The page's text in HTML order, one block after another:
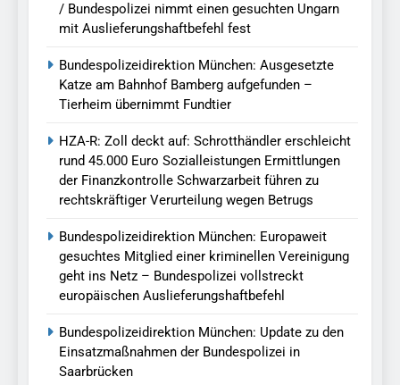
/ Bundespolizei nimmt einen gesuchten Ungarn
mit Auslieferungshaftbefehl fest
Bundespolizeidirektion München: Ausgesetzte
Katze am Bahnhof Bamberg aufgefunden –
Tierheim übernimmt Fundtier
HZA-R: Zoll deckt auf: Schrotthändler erschleicht
rund 45.000 Euro Sozialleistungen Ermittlungen
der Finanzkontrolle Schwarzarbeit führen zu
rechtskräftiger Verurteilung wegen Betrugs
Bundespolizeidirektion München: Europaweit
gesuchtes Mitglied einer kriminellen Vereinigung
geht ins Netz – Bundespolizei vollstreckt
europäischen Auslieferungshaftbefehl
Bundespolizeidirektion München: Update zu den
Einsatzmaßnahmen der Bundespolizei in
Saarbrücken